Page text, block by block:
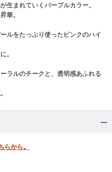
生まれていくパープルカラー。
華。
ルをたっぷり使ったピンクのハイ
。
ラルのチークと、透明感あふれる
から。